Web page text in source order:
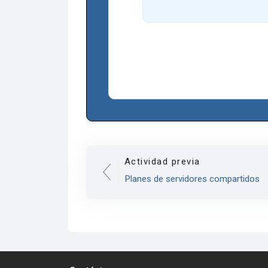
Actividad previa
Planes de servidores compartidos